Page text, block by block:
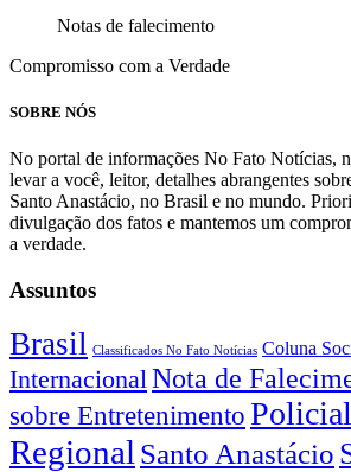
Notas de falecimento
Compromisso com a Verdade
SOBRE NÓS
No portal de informações No Fato Notícias,
levar a você, leitor, detalhes abrangentes
Santo Anastácio, no Brasil e no mundo.
divulgação dos fatos e mantemos um
a verdade.
Assuntos
Brasil Classificados No Fato Notícias Coluna
Internacional Nota de
sobre EntretenimentoPolicial
Regional Santo Anastácio